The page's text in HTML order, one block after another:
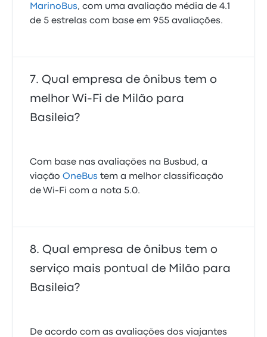
MarinoBus, com uma avaliação média de 4.1
de 5 estrelas com base em 955 avaliações.
Qual empresa de ônibus tem o
melhor Wi-Fi de Milão para
Basileia?
Com base nas avaliações na Busbud, a
viaçãoOneBus tem a melhor classificação
de Wi-Fi com a nota 5.0.
Qual empresa de ônibus tem o
serviço mais pontual de Milão para
Basileia?
De acordo com as avaliações dos viajantes